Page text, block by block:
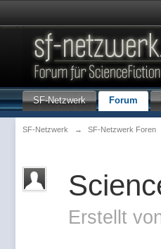
SF-Netzwerk Forum
SF-Netzwerk → SF-Netzwerk Foren
Erstellt